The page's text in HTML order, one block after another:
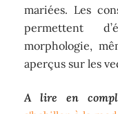
mariées. Les
permettent
morphologie,
aperçus sur les
A lire en